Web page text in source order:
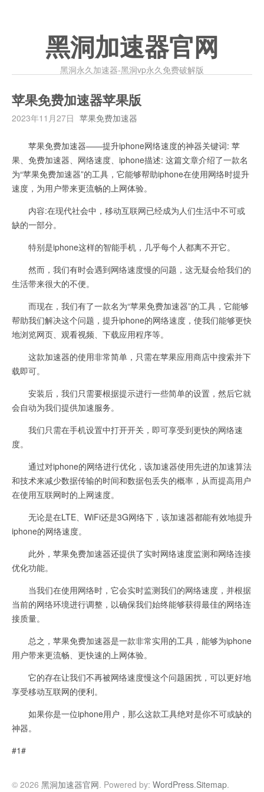
黑洞加速器官网
黑洞永久加速器-黑洞vp永久免费破解版
苹果免费加速器苹果版
2023年11月27日 苹果免费加速器
苹果免费加速器——提升iphone网络速度的神器关键词: 苹
果、免费加速器、网络速度、iphone描述: 这篇文章介绍了一款名
为“苹果免费加速器”的工具，它能够帮助iphone在使用网络时提升
速度，为用户带来更流畅的上网体验。
内容:在现代社会中，移动互联网已经成为人们生活中不可或
缺的一部分。
特别是iphone这样的智能手机，几乎每个人都离不开它。
然而，我们有时会遇到网络速度慢的问题，这无疑会给我们的
生活带来很大的不便。
而现在，我们有了一款名为“苹果免费加速器”的工具，它能够
帮助我们解决这个问题，提升iphone的网络速度，使我们能够更快
地浏览网页、观看视频、下载应用程序等。
这款加速器的使用非常简单，只需在苹果应用商店中搜索并下
载即可。
安装后，我们只需要根据提示进行一些简单的设置，然后它就
会自动为我们提供加速服务。
我们只需在手机设置中打开开关，即可享受到更快的网络速
度。
通过对iphone的网络进行优化，该加速器使用先进的加速算法
和技术来减少数据传输的时间和数据包丢失的概率，从而提高用户
在使用互联网时的上网速度。
无论是在LTE、WiFi还是3G网络下，该加速器都能有效地提升
iphone的网络速度。
此外，苹果免费加速器还提供了实时网络速度监测和网络连接
优化功能。
当我们在使用网络时，它会实时监测我们的网络速度，并根据
当前的网络环境进行调整，以确保我们始终能够获得最佳的网络连
接质量。
总之，苹果免费加速器是一款非常实用的工具，能够为iphone
用户带来更流畅、更快速的上网体验。
它的存在让我们不再被网络速度慢这个问题困扰，可以更好地
享受移动互联网的便利。
如果你是一位iphone用户，那么这款工具绝对是你不可或缺的
神器。
#1#
© 2026 黑洞加速器官网. Powered by: WordPress.Sitemap.